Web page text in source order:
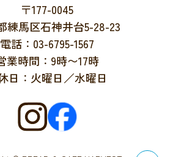
〒177-0045
練馬区石神井台5-28-23
電話：03-6795-1567
業時間：9時〜17時
日：火曜日／水曜日